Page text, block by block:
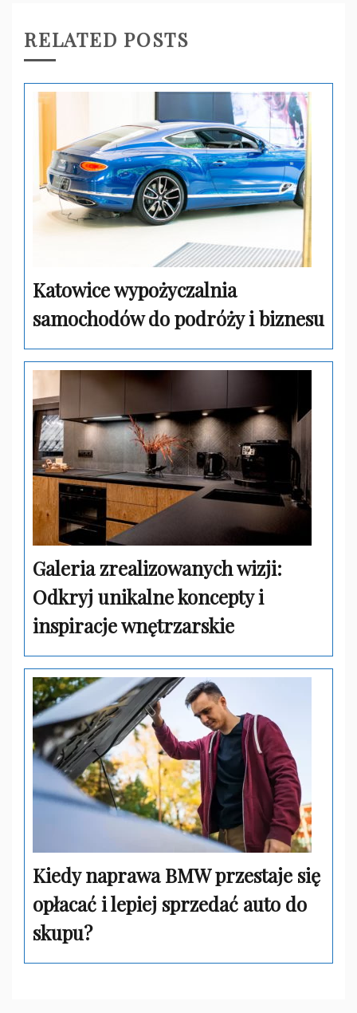
RELATED POSTS
Katowice wypożyczalnia
samochodów do podróży i biznesu
Galeria zrealizowanych wizji:
Odkryj unikalne koncepty i
inspiracje wnętrzarskie
Kiedy naprawa BMW przestaje się
opłacać i lepiej sprzedać auto do
skupu?